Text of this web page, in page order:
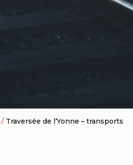
/ Traversée de l’Yonne – transports